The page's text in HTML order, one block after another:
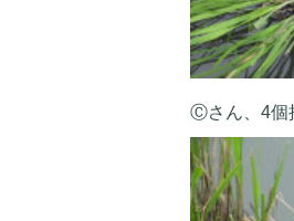
Ⓒさん、4個